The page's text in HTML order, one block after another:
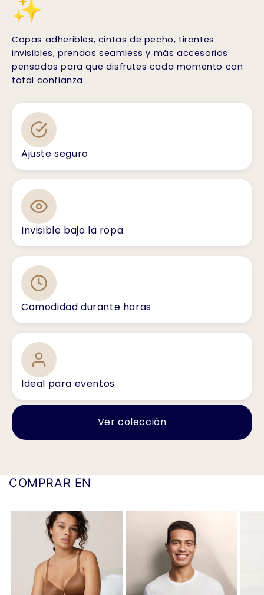
✨
Copas adheribles, cintas de pecho, tirantes
invisibles, prendas seamless y más accesorios
pensados para que disfrutes cada momento con
total confianza.
Ajuste seguro
Invisible bajo la ropa
Comodidad durante horas
Ideal para eventos
Ver colección
COMPRAR EN